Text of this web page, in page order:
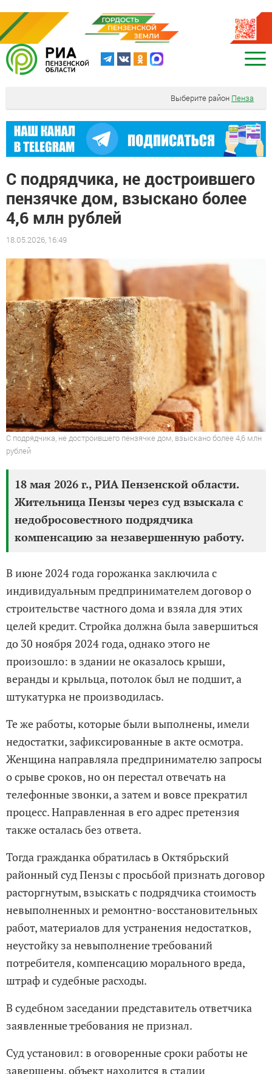
Выберите район Пенза
С подрядчика, не достроившего
пензячке дом, взыскано более
4,6 млн рублей
18.05.2026, 16:49
С подрядчика, не достроившего пензячке дом, взыскано более 4,6 млн
рублей
18 мая 2026 г., РИА Пензенской области.
Жительница Пензы через суд взыскала с
недобросовестного подрядчика
компенсацию за незавершенную работу.
В июне 2024 года горожанка заключила с
индивидуальным предпринимателем договор о
строительстве частного дома и взяла для этих
целей кредит. Стройка должна была завершиться
до 30 ноября 2024 года, однако этого не
произошло: в здании не оказалось крыши,
веранды и крыльца, потолок был не подшит, а
штукатурка не производилась.
Те же работы, которые были выполнены, имели
недостатки, зафиксированные в акте осмотра.
Женщина направляла предпринимателю запросы
о срыве сроков, но он перестал отвечать на
телефонные звонки, а затем и вовсе прекратил
процесс. Направленная в его адрес претензия
также осталась без ответа.
Тогда гражданка обратилась в Октябрьский
районный суд Пензы с просьбой признать договор
расторгнутым, взыскать с подрядчика стоимость
невыполненных и ремонтно-восстановительных
работ, материалов для устранения недостатков,
неустойку за невыполнение требований
потребителя, компенсацию морального вреда,
штраф и судебные расходы.
В судебном заседании представитель ответчика
заявленные требования не признал.
Суд установил: в оговоренные сроки работы не
завершены, объект находится в стадии